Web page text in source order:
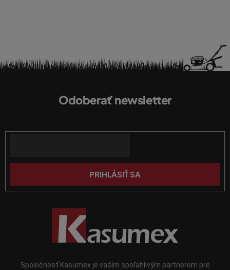
c
i
p
r
k
ý
p
i
t
Spoločnosť Kasumex je vaším spoľahlivým partnerom pre
Odoberať newsletter
PRIHLÁSIŤ SA